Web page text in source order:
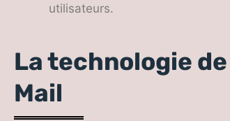
utilisateurs.
La technologie
Mail